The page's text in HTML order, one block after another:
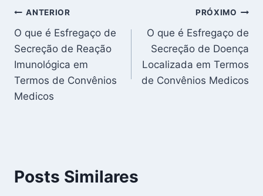
Navegação
de
Post
ANTERIOR
O que é Esfregaço de
Secreção de Reação
Imunológica em
Termos de Convênios
Medicos
PRÓXIMO
O que é Esfregaço de
Secreção de Doença
Localizada em Termos
de Convênios Medicos
Posts Similares